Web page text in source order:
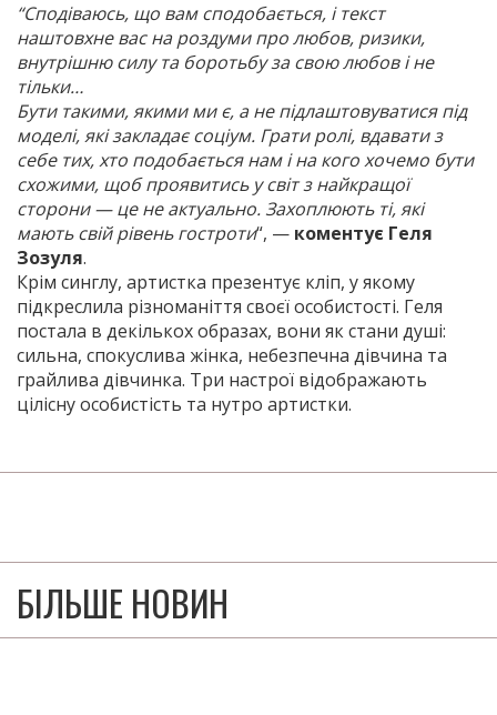
“Сподіваюсь, що вам сподобається, і текст
наштовхне вас на роздуми про любов, ризики,
внутрішню силу та боротьбу за свою любов і не
тільки…
Бути такими, якими ми є, а не підлаштовуватися під
моделі, які закладає соціум. Грати ролі, вдавати з
себе тих, хто подобається нам і на кого хочемо бути
схожими, щоб проявитись у світ з найкращої
сторони — це не актуально. Захоплюють ті, які
мають свій рівень гостроти“, — коментує Геля
Зозуля.
Крім синглу, артистка презентує кліп, у якому
підкреслила різноманіття своєї особистості. Геля
постала в декількох образах, вони як стани душі:
сильна, спокуслива жінка, небезпечна дівчина та
грайлива дівчинка. Три настрої відображають
цілісну особистість та нутро артистки.
БІЛЬШЕ НОВИН